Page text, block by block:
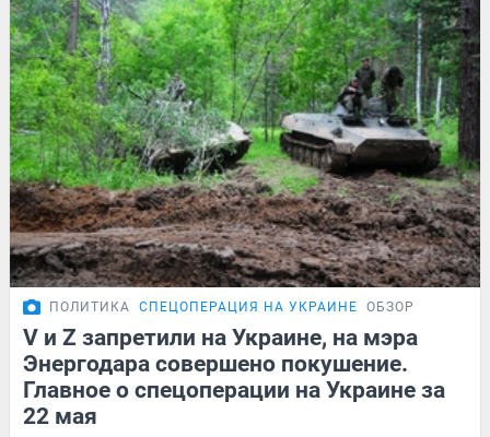
ПОЛИТИКА СПЕЦОПЕРАЦИЯ НА УКРАИНЕ ОБЗОР
V и Z запретили на Украине, на мэра
Энергодара совершено покушение.
Главное о спецоперации на Украине за
22 мая